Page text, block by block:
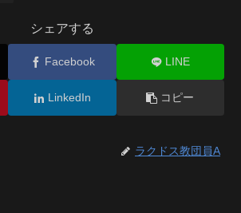
シェアする
Facebook LINE
LinkedIn コピー
ラクドス教団員A